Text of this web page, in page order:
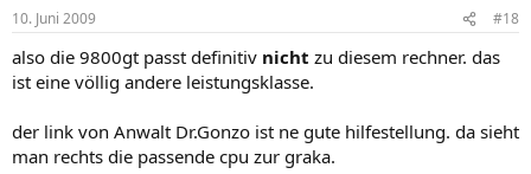
10. Juni 2009 #18
also die 9800gt passt definitiv nicht zu diesem rechner. das
ist eine völlig andere leistungsklasse.
der link von Anwalt Dr.Gonzo ist ne gute hilfestellung. da sieht
man rechts die passende cpu zur graka.